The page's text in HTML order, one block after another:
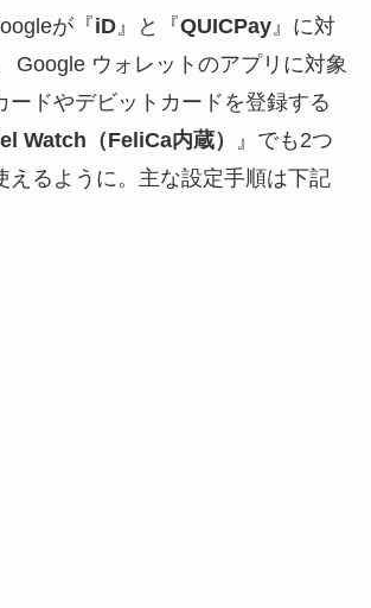
が『iD』と『QUICPay』に対
Google ウォレットのアプリに対象
ードやデビットカードを登録する
Watch（FeliCa内蔵）
』でも2つ
えるように。主な設定手順は下記